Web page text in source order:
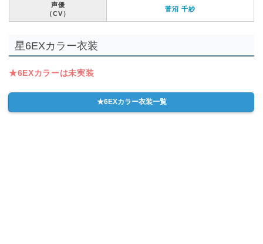
声優
（CV）
菅沼 千紗
星6EXカラー衣装
★6EXカラーは未実装
★6EXカラー衣装一覧